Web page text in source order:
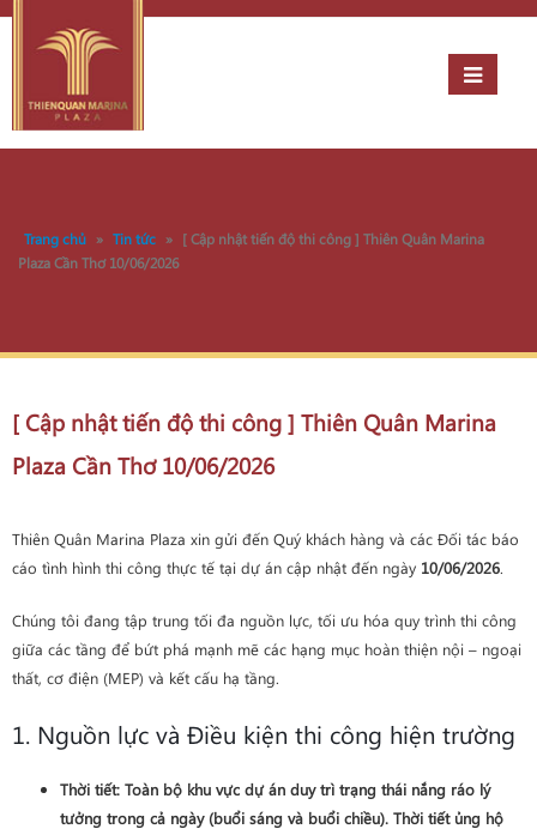
Trang chủ » Tin tức » [ Cập nhật tiến độ thi công ] Thiên Quân Marina
Plaza Cần Thơ 10/06/2026
[ Cập nhật tiến độ thi công ] Thiên Quân Marina
Plaza Cần Thơ 10/06/2026
Thiên Quân Marina Plaza xin gửi đến Quý khách hàng và các Đối tác báo
cáo tình hình thi công thực tế tại dự án cập nhật đến ngày 10/06/2026.
Chúng tôi đang tập trung tối đa nguồn lực, tối ưu hóa quy trình thi công
giữa các tầng để bứt phá mạnh mẽ các hạng mục hoàn thiện nội – ngoại
thất, cơ điện (MEP) và kết cấu hạ tầng.
1. Nguồn lực và Điều kiện thi công hiện trường
Thời tiết: Toàn bộ khu vực dự án duy trì trạng thái nắng ráo lý
tưởng trong cả ngày (buổi sáng và buổi chiều). Thời tiết ủng hộ